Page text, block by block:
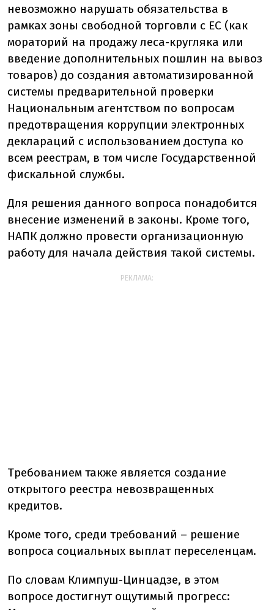
невозможно нарушать обязательства в
рамках зоны свободной торговли с ЕС (как
мораторий на продажу леса-кругляка или
введение дополнительных пошлин на вывоз
товаров) до создания автоматизированной
системы предварительной проверки
Национальным агентством по вопросам
предотвращения коррупции электронных
деклараций с использованием доступа ко
всем реестрам, в том числе Государственной
фискальной службы.
Для решения данного вопроса понадобится
внесение изменений в законы. Кроме того,
НАПК должно провести организационную
работу для начала действия такой системы.
РЕКЛАМА:
Требованием также является создание
открытого реестра невозвращенных
кредитов.
Кроме того, среди требований – решение
вопроса социальных выплат переселенцам.
По словам Климпуш-Цинцадзе, в этом
вопросе достигнут ощутимый прогресс: